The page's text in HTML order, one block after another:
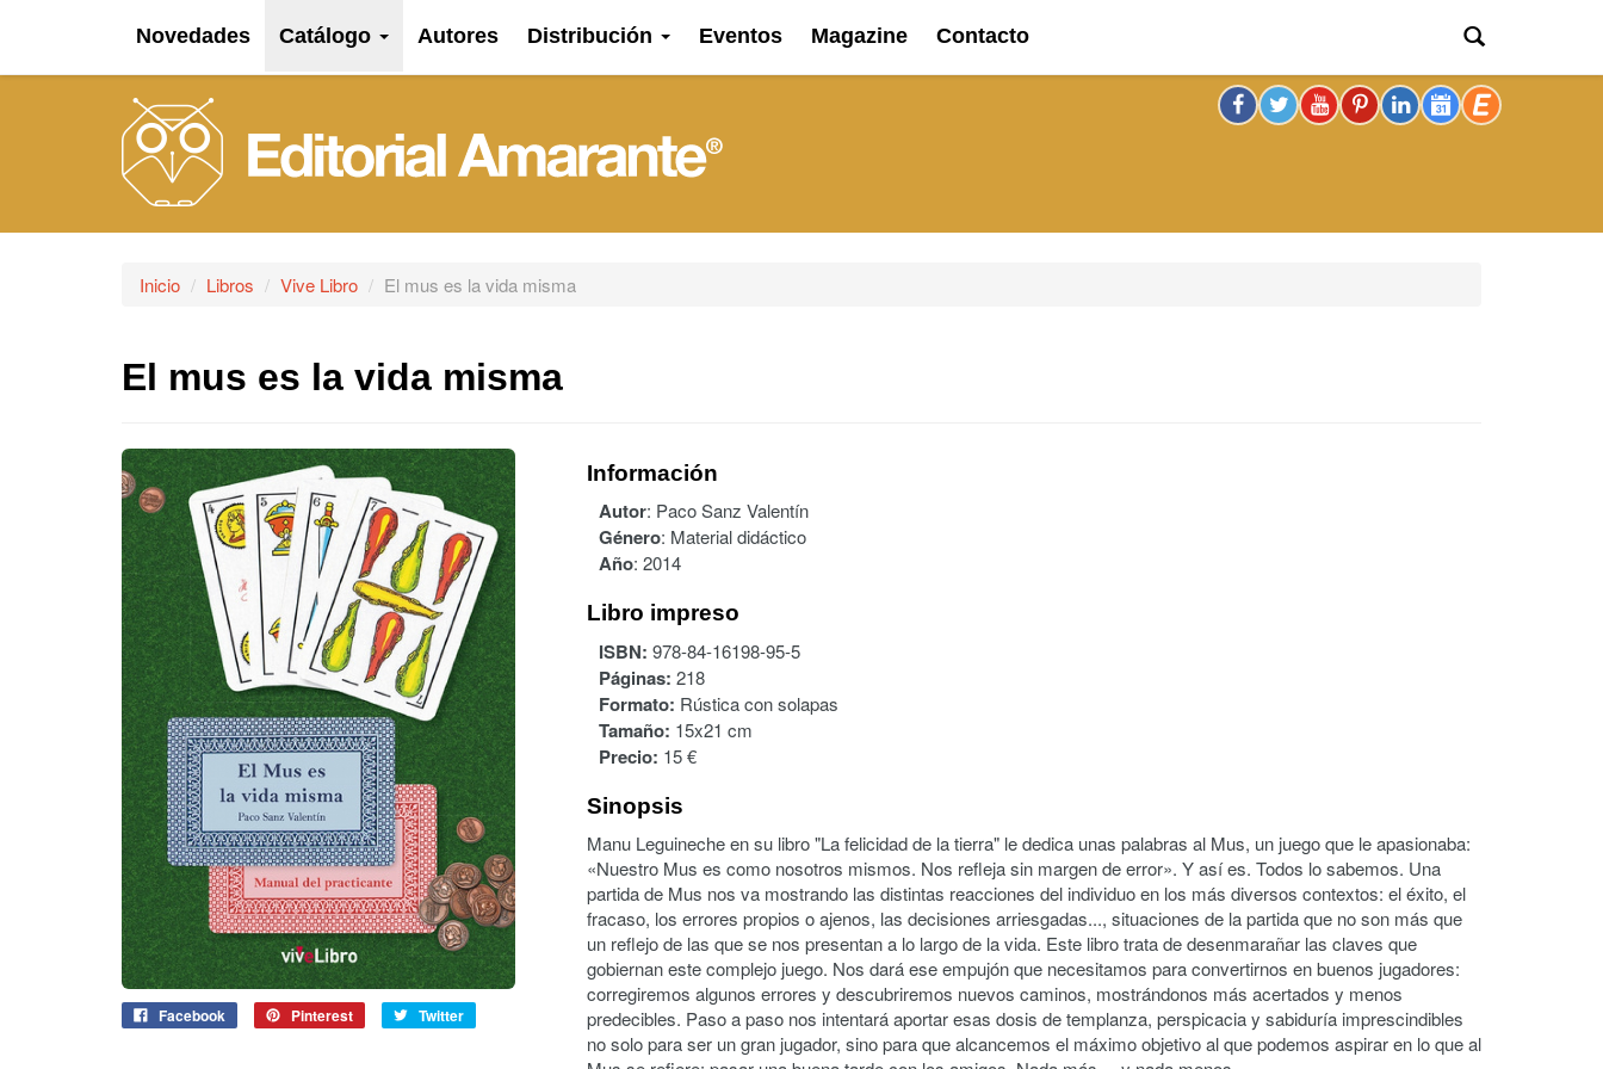
Novedades Catálogo Autores Distribución Eventos Magazine Contacto
Inicio Libros Vive Libro El mus es la vida misma
El mus es la vida misma
Facebook Pinterest Twitter
Información
Autor: Paco Sanz Valentín
Género: Material didáctico
Año: 2014
Libro impreso
ISBN: 978-84-16198-95-5
Páginas: 218
Formato: Rústica con solapas
Tamaño: 15x21 cm
Precio: 15 €
Sinopsis
Manu Leguineche en su libro "La felicidad de la tierra" le dedica unas palabras al Mus, un juego que le apasionaba:
«Nuestro Mus es como nosotros mismos. Nos refleja sin margen de error». Y así es. Todos lo sabemos. Una
partida de Mus nos va mostrando las distintas reacciones del individuo en los más diversos contextos: el éxito, el
fracaso, los errores propios o ajenos, las decisiones arriesgadas..., situaciones de la partida que no son más que
un reflejo de las que se nos presentan a lo largo de la vida. Este libro trata de desenmarañar las claves que
gobiernan este complejo juego. Nos dará ese empujón que necesitamos para convertirnos en buenos jugadores:
corregiremos algunos errores y descubriremos nuevos caminos, mostrándonos más acertados y menos
predecibles. Paso a paso nos intentará aportar esas dosis de templanza, perspicacia y sabiduría imprescindibles
no solo para ser un gran jugador, sino para que alcancemos el máximo objetivo al que podemos aspirar en lo que al